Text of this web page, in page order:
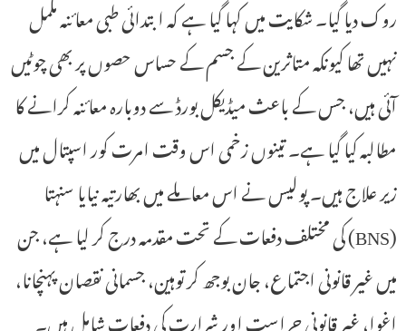
روک دیا گیا۔ شکایت میں کہا گیا ہے کہ ابتدائی طبی معائنہ مکمل
نہیں تھا کیونکہ متاثرین کے جسم کے حساس حصوں پر بھی چوٹیں
آئی ہیں، جس کے باعث میڈیکل بورڈ سے دوبارہ معائنہ کرانے کا
مطالبہ کیا گیا ہے۔ تینوں زخمی اس وقت امرت کور اسپتال میں
زیر علاج ہیں۔ پولیس نے اس معاملے میں بھارتیہ نیایا سنہتا
(BNS) کی مختلف دفعات کے تحت مقدمہ درج کر لیا ہے، جن
میں غیر قانونی اجتماع، جان بوجھ کر توہین، جسمانی نقصان پہنچانا،
اغوا، غیر قانونی حراست اور شرارت کی دفعات شامل ہیں۔